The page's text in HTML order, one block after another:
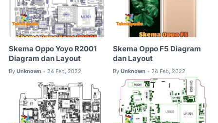
Skema Oppo Yoyo R2001
Diagram dan Layout
By Unknown • 24 Feb, 2022
Skema Oppo F5 Diagram
dan Layout
By Unknown • 24 Feb, 2022